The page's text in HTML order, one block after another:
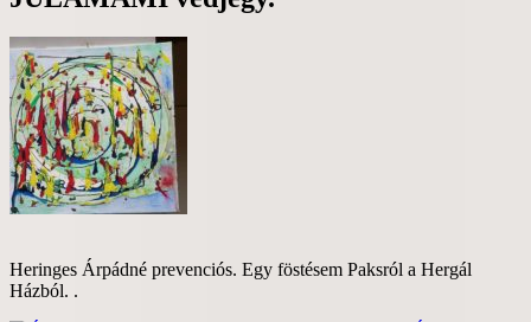
Heringes Árpádné prevenciós. Egy föstésem Paksról a Hergál
Házból. .